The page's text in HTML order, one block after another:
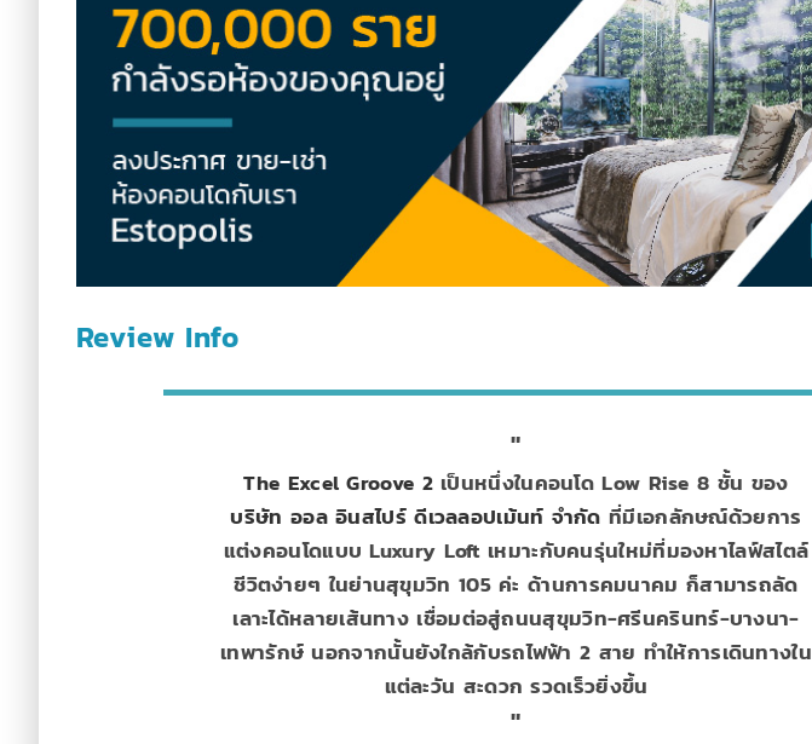
Review Info
The Excel Groove 2เป็นหนึ่งในคอนโด Low Rise 8 ชั้น ของ
บริษัท ออล อินสไปร์ ดีเวลลอปเม้นท์ จำกัด ที่มีเอกลักษณ์ด้วยการ
แต่งคอนโดแบบ Luxury Loft เหมาะกับคนรุ่นใหม่ที่มองหาไลฟ์สไตล์
ชีวิตง่ายๆ ในย่านสุขุมวิท 105 ค่ะ ด้านการคมนาคม ก็สามารถลัด
เลาะได้หลายเส้นทาง เชื่อมต่อสู่ถนนสุขุมวิท-ศรีนครินทร์-บางนา-
เทพารักษ์ นอกจากนั้นยังใกล้กับรถไฟฟ้า 2 สาย ทำให้การเดินทางใน
แต่ละวัน สะดวก รวดเร็วยิ่งขึ้น